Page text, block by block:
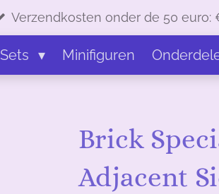
Verzendkosten onder de 50 euro:
Sets Minifiguren
Brick
Adjacent